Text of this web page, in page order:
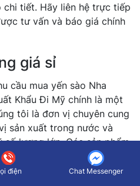
chi tiết. Hãy liên hệ trực tiếp
tư vấn và báo giá chính
giá sỉ
cầu mua yến sào Nha
Khẩu Đi Mỹ chính là một
tôi là đơn vị chuyên cung
sản xuất trong nước và
lượng lớn. Các sản phẩm
chất lượng và có giá
điện Chat Messenger